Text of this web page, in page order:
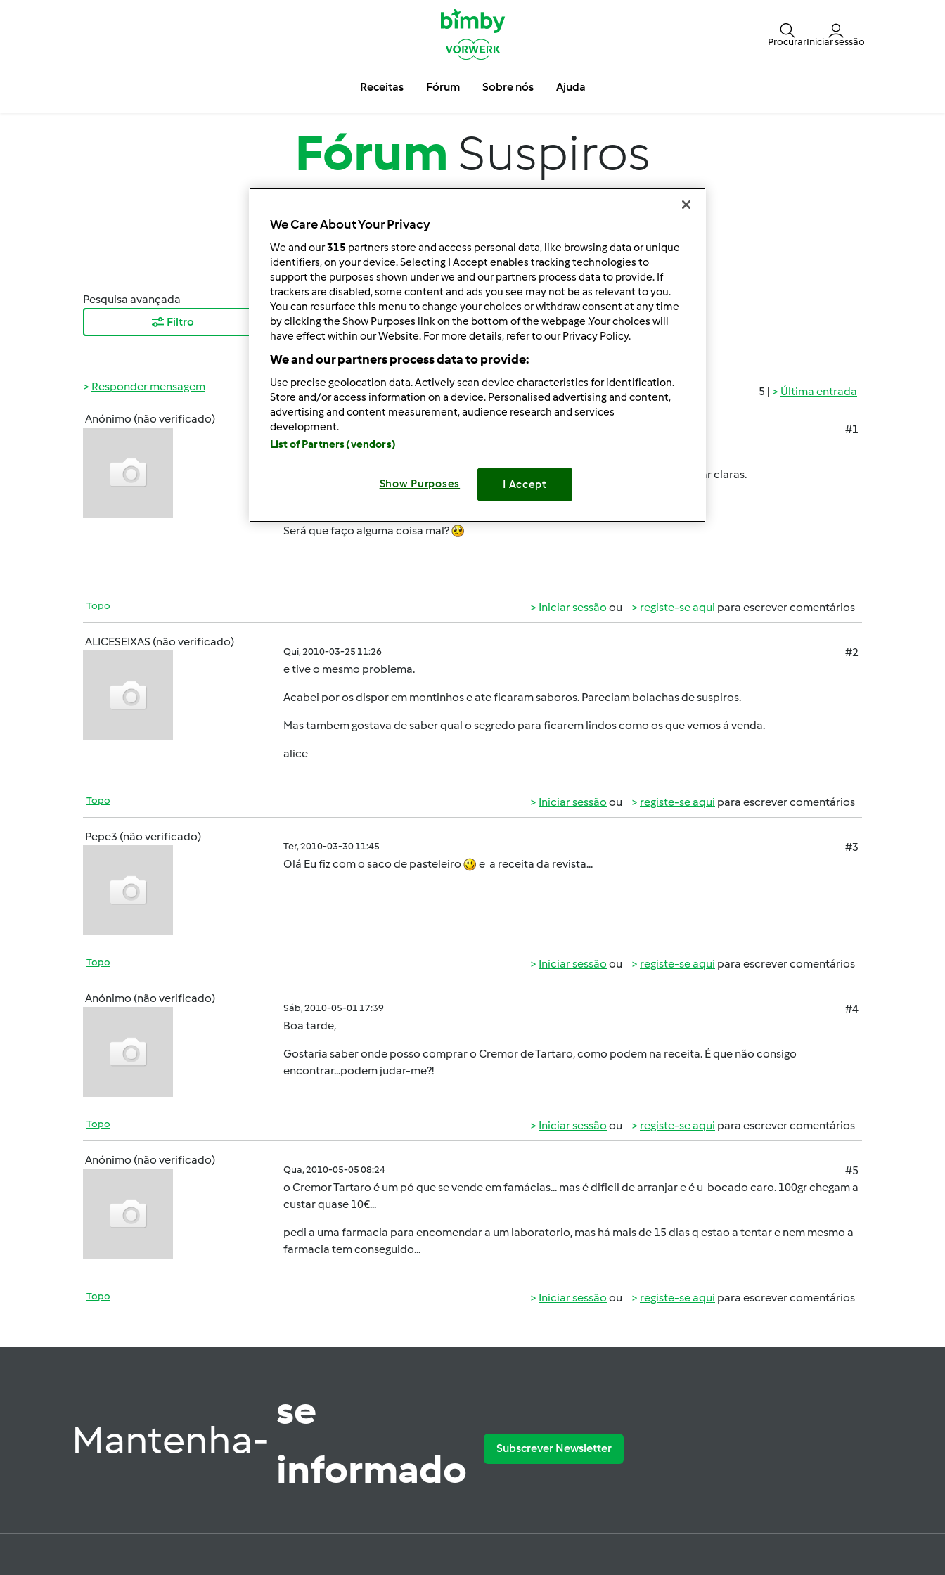
ProcurarIniciar sessão
Receitas Fórum Sobre nós Ajuda
Fórum Suspiros
Pesquisa avançada
Filtro
Ordenar por:
Mais Recentes
Resultados por página:
10
5 | Última entrada
Responder mensagem
Anónimo (não verificado)
Qua, 2010-03-24 15:04
#1
olá!
já por duas vezes que tento fazer suspiros, pela receita do livro base, para aproveitar claras.
Mas ficam sempre moles e impossíveis de moldar.
Será que faço alguma coisa mal?
Topo Iniciar sessão ou registe-se aqui para escrever comentários
ALICESEIXAS (não verificado)
Qui, 2010-03-25 11:26
#2
e tive o mesmo problema.
Acabei por os dispor em montinhos e ate ficaram saboros. Pareciam bolachas de suspiros.
Mas tambem gostava de saber qual o segredo para ficarem lindos como os que vemos á venda.
alice
Topo Iniciar sessão ou registe-se aqui para escrever comentários
Pepe3 (não verificado)
Ter, 2010-03-30 11:45
#3
Olá Eu fiz com o saco de pasteleiro
e a receita da revista...
Topo Iniciar sessão ou registe-se aqui para escrever comentários
Anónimo (não verificado)
Sáb, 2010-05-01 17:39
#4
Boa tarde,
Gostaria saber onde posso comprar o Cremor de Tartaro, como podem na receita. É que não consigo
encontrar...podem judar-me?!
Topo Iniciar sessão ou registe-se aqui para escrever comentários
Anónimo (não verificado)
Qua, 2010-05-05 08:24
#5
o Cremor Tartaro é um pó que se vende em famácias... mas é dificil de arranjar e é u bocado caro. 100gr chegam a
custar quase 10€...
pedi a uma farmacia para encomendar a um laboratorio, mas há mais de 15 dias q estao a tentar e nem mesmo a
farmacia tem conseguido...
Topo Iniciar sessão ou registe-se aqui para escrever comentários
Mantenha-
se
informado
Subscrever Newsletter
We Care About Your Privacy
We and our315 partners store and access personal data, like browsing data or unique
identifiers, on your device. Selecting I Accept enables tracking technologies to
support the purposes shown under we and our partners process data to provide. If
trackers are disabled, some content and ads you see may not be as relevant to you.
You can resurface this menu to change your choices or withdraw consent at any time
by clicking the Show Purposes link on the bottom of the webpage .Your choices will
have effect within our Website. For more details, refer to our Privacy Policy.
We and our partners process data to provide:
Use precise geolocation data. Actively scan device characteristics for identification.
Store and/or access information on a device. Personalised advertising and content,
advertising and content measurement, audience research and services
development.
List of Partners (vendors)
Show Purposes I Accept